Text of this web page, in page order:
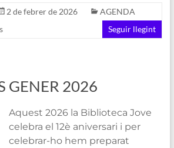
2 de febrer de 2026
AGENDA
Seguir llegint
GENER 2026
Aquest 2026 la Biblioteca Jove
celebra el 12è aniversari i per
celebrar-ho hem preparat